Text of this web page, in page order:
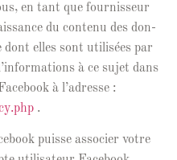
en tant que four­nisseur
du con­tenu des don­
dont elles sont util­isées par
à ce sujet dans
à l’adresse :
.
puisse associ­er votre